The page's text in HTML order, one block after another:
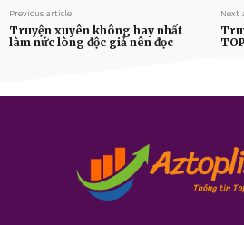
Previous article
Truyện xuyên không hay nhất
làm nức lòng độc giả nên đọc
Next